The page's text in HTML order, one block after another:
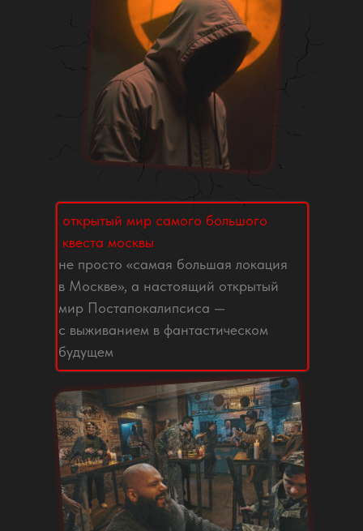
не просто «самая большая локация
в Москве», а настоящий открытый
мир Постапокалипсиса —
с выживанием в фантастическом
будущем
открытый мир самого большого
квеста москвы